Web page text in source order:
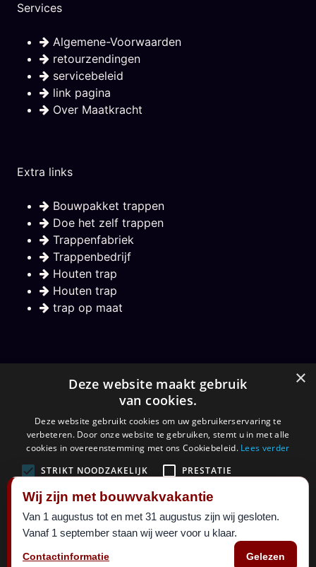
Services
Algemene-Voorwaarden
retourzendingen
servicebeleid
link pagina
Over Maatkracht
Extra links
Bouwpakket trappen
Doe het zelf trappen
Trappenfabriek
Trappenbedrijf
Houten trap
Houten trap
trap op maat
Hou mij op de hoogte over nieuwe trappen
Aanmelden
©Maatkracht sinds 1999.2026 al 27 jaar een begrip in
trappen. Alle rechten voorbehouden.
Wij zijn met bouwvakvakantie
Van 1 augustus tot en met 31 augustus zijn wij gesloten.
Vanaf 1 september staan wij weer voor u klaar.
Contactinformatie Gelezen
×
Deze website maakt gebruik
van cookies.
Deze website gebruikt cookies om uw gebruikerservaring te
verbeteren. Door onze website te gebruiken, stemt u in met alle
cookies in overeenstemming met ons Cookiebeleid. Lees verder
STRIKT NOODZAKELIJK
PRESTATIE
TARGETING FUNCTIONEEL
ALLES ACCEPTEREN ALLES AFWIJZEN